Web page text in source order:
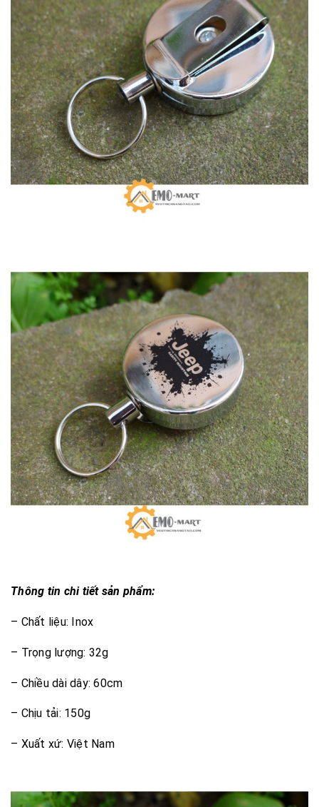
Thông tin chi tiết sản phẩm:
– Chất liệu: Inox
– Trọng lượng: 32g
– Chiều dài dây: 60cm
– Chịu tải: 150g
– Xuất xứ: Việt Nam